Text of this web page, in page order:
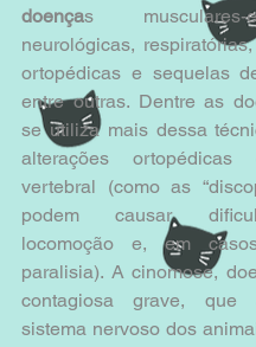
doenças musculares-
neurológicas,
ortopédicas e sequelas
entre outras. Dentre as
se utiliza mais dessa
alterações
vertebral (como as
podem causar
locomoção e, em
paralisia). A cinomose,
contagiosa grave, que
sistema nervoso dos